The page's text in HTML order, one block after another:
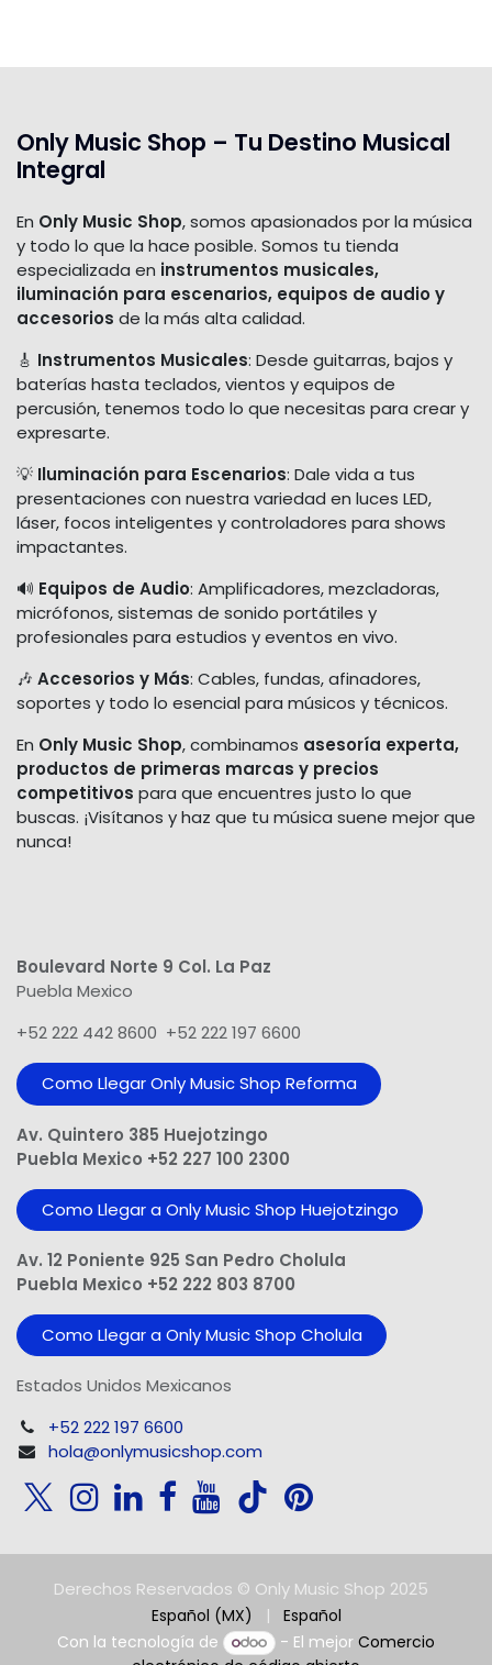
Only Music Shop – Tu Destino Musical
Integral
En Only Music Shop, somos apasionados por la música
y todo lo que la hace posible. Somos tu tienda
especializada en instrumentos musicales,
iluminación para escenarios, equipos de audio y
accesorios de la más alta calidad.
🎸 Instrumentos Musicales: Desde guitarras, bajos y
baterías hasta teclados, vientos y equipos de
percusión, tenemos todo lo que necesitas para crear y
expresarte.
💡 Iluminación para Escenarios: Dale vida a tus
presentaciones con nuestra variedad en luces LED,
láser, focos inteligentes y controladores para shows
impactantes.
🔊 Equipos de Audio: Amplificadores, mezcladoras,
micrófonos, sistemas de sonido portátiles y
profesionales para estudios y eventos en vivo.
🎶 Accesorios y Más: Cables, fundas, afinadores,
soportes y todo lo esencial para músicos y técnicos.
En Only Music Shop, combinamos asesoría experta,
productos de primeras marcas y precios
competitivos para que encuentres justo lo que
buscas. ¡Visítanos y haz que tu música suene mejor que
nunca!
Boulevard Norte 9 Col. La Paz
Puebla Mexico
+52 222 442 8600 +52 222 197 6600
Como Llegar Only Music Shop​ Reforma
Av. Quintero 385 Huejotzingo
Puebla Mexico +52 227 100 2300
Como Llegar a Only Music Shop Huejotzingo
Av. 12 Poniente 925 San Pedro Cholula
Puebla Mexico +52 222 803 8700
Como Llegar a Only Music Shop Cholula
Estados Unidos Mexicanos
+52 222 197 6600
hola@onlymusicshop.com
Derechos Reservados © Only Music Shop 2025
Español (MX) |
Español
Con la tecnología de
- El mejorComercio